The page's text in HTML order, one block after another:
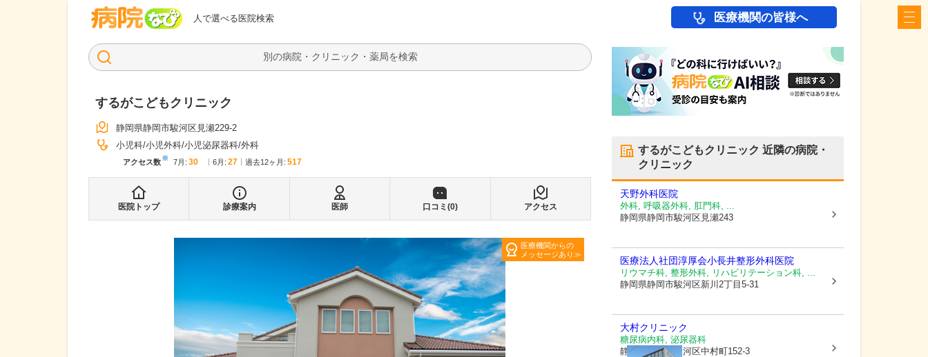
人で選べる医院検索
病院なび 医療機関の皆様へ
検索
するがこどもクリニック
静岡県静岡市駿河区見瀬229-2
小児科 小児外科 小児泌尿器科 外科
アクセス数※ 7月 : 30 6月 : 27 過去12ヶ月: 517
医院トップ 診療案内 医師 口コミ(0) アクセス
医療機関からの
メッセージあり
するがこどもクリニック 近隣の病院・
クリニック
天野外科医院
外科, 呼吸器外科, 肛門科, ...
静岡県静岡市駿河区見瀬243
医療法人社団淳厚会小長井整形外科医院
リウマチ科, 整形外科, リハビリテーション科, ...
静岡県静岡市駿河区新川2丁目5-31
大村クリニック
糖尿病内科, 泌尿器科
静岡県静岡市駿河区中村町152-3